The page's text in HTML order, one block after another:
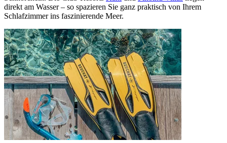
direkt am Wasser – so spazieren Sie ganz praktisch von Ihrem
Schlafzimmer ins faszinierende Meer.